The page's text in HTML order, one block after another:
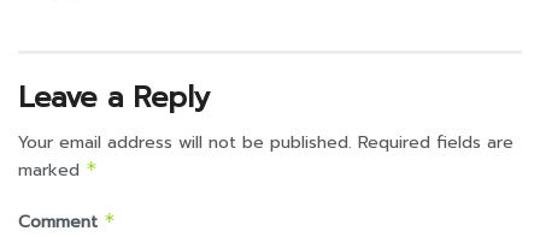
Leave a Reply
Your email address will not be published. Required fields are
marked *
Comment *